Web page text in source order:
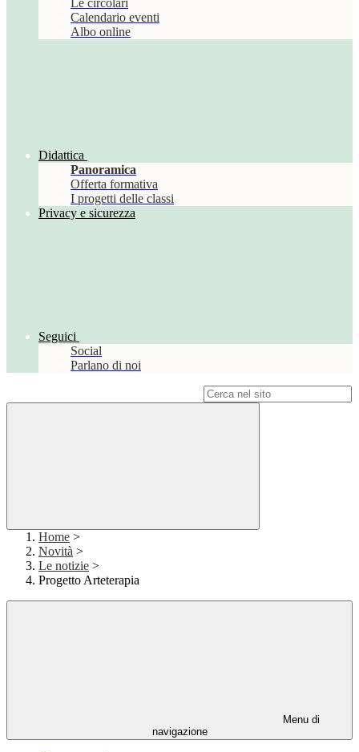
Le circolari
Calendario eventi
Albo online
Didattica
Panoramica
Offerta formativa
I progetti delle classi
Privacy e sicurezza
Seguici
Social
Parlano di noi
Home >
Novità >
Le notizie >
Progetto Arteterapia
Menu di
navigazione